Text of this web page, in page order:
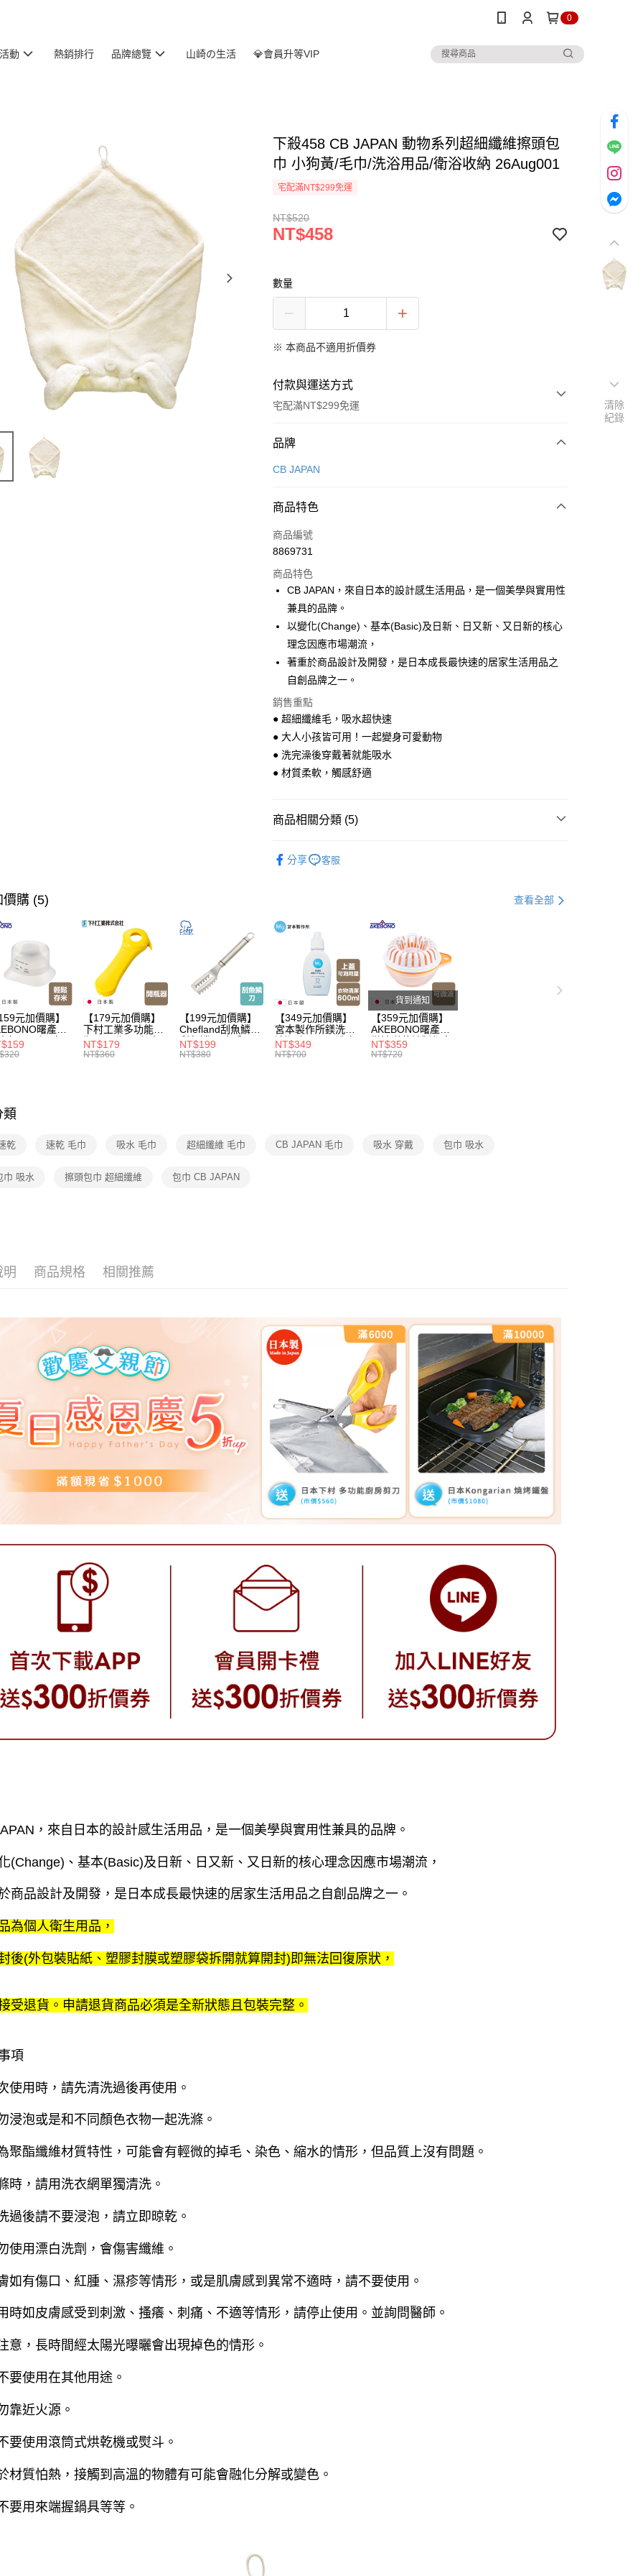
0
動 熱銷排行 品牌總覽 山崎の生活 💎會員升等VIP
下殺458 CB JAPAN 動物系列超細纖維擦頭包
巾 小狗黃/毛巾/洗浴用品/衛浴收納 26Aug001
宅配滿NT$299免運
NT$520
NT$458
數量
※ 本商品不適用折價券
付款與運送方式
宅配滿NT$299免運
付款方式
信用卡一次付款
Apple Pay
悠遊付
Google Pay
全盈+PAY
大哥付你分期
【大哥付你分期使用說明】
1.本服務由台灣大哥大提供，台灣大哥大用戶可立即使用無須另外申請。
2.付款方式選擇「大哥付你分期」，訂單成立後會自動跳轉到大哥付的交易
流程，驗證手機門號後，選擇欲分期的期數、繳款截止日，確認付款後即
完成交易。
3.實際核准額度、可分期數及費用金額請依後續交易確認頁面所載為準。
消。如遇「轉專審核」未通過狀況，表示未達大哥付你分期系統評分，恕
1.分期款項不併入電信帳單，「大哥付你分期」於每月結算日後寄送繳費提
醒簡訊。
帳／街口支付／iPASS MONEY」等通路繳費。
1.本服務係由「台灣大哥大股份有限公司」（以下簡稱本公司）所提供，讓
用戶於交易時，得透過本服務購買商品或服務，並由商店將買賣／分期付
款買賣價金債權讓與本公司後，依約使用本公司帳單繳交帳款。
2.基於同意付款使用「大哥付你分期」之契約關係目的，商店將以您的個人
資料（包含姓名、電話或地址）提供予台灣大哥大進項蒐集、處理及利
用，由本公司與您本人進行分期帳單所需資料之確認、核對及更正。
3.完整用戶服務條款，請詳閱以下連結：https://oppay.tw/userRule
ATM付款
運送方式
全家取貨付款
付款後全家取貨
7-11取貨付款
每筆NT$100，滿NT$499(含以上)免運費
宅配【父親節大回饋】限時$299免運
每筆NT$150，滿NT$299(含以上)免運費
品牌
CB JAPAN
商品特色
商品編號
8869731
商品特色
CB JAPAN，來自日本的設計感生活用品，是一個美學與實用性
兼具的品牌。
以變化(Change)、基本(Basic)及日新、日又新、又日新的核心
理念因應市場潮流，
著重於商品設計及開發，是日本成長最快速的居家生活用品之
自創品牌之一。
銷售重點
● 超細纖維毛，吸水超快速
● 大人小孩皆可用！一起變身可愛動物
● 洗完澡後穿戴著就能吸水
● 材質柔軟，觸感舒適
商品相關分類 (5)
【🎉歡慶父親節 瘋殺5折up】
家搶購！
旅行·戶外用品
分享 客服
價購 (5) 查看全部
元加價購】
曙產業
杯漏斗組(白)/
杯/米桶/量米
【179元加價購】
下村工業多功能開
瓶器/開瓶器/餐廚
用品/料理道具/任
NT$179
NT$360
【199元加價購】
Chefland刮魚鱗刀/
刮魚鱗器/廚房用
品/料理道具/任二
NT$199
NT$380
【349元加價購】
宮本製作所鎂洗衣
清潔液600ml/洗衣
精/洗衣鎂/洗衣用
NT$349
NT$700
貨到通知
【359元加價購】
AKEBONO曙產業
微波洋芋片製作盒/
料理盒/健康零食/
NT$359
NT$720
類
乾 速乾 毛巾 吸水 毛巾 超細纖維 毛巾 CB JAPAN 毛巾 吸水 穿戴 包巾 吸水
巾 吸水 擦頭包巾 超細纖維 包巾 CB JAPAN
明 商品規格 相關推薦
，來自日本的設計感生活用品，是一個美學與實用性兼具的品牌。
(Change)、基本(Basic)及日新、日又新、又日新的核心理念因應市場潮流，
商品設計及開發，是日本成長最快速的居家生活用品之自創品牌之一。
為個人衛生用品，
後(外包裝貼紙、塑膠封膜或塑膠袋拆開就算開封)即無法回復原狀，
受退貨。申請退貨商品必須是全新狀態且包裝完整。
項
使用時，請先清洗過後再使用。
浸泡或是和不同顏色衣物一起洗滌。
聚酯纖維材質特性，可能會有輕微的掉毛、染色、縮水的情形，但品質上沒有問題。
時，請用洗衣網單獨清洗。
過後請不要浸泡，請立即晾乾。
使用漂白洗劑，會傷害纖維。
如有傷口、紅腫、濕疹等情形，或是肌膚感到異常不適時，請不要使用。
時如皮膚感受到刺激、搔癢、刺痛、不適等情形，請停止使用。並詢問醫師。
意，長時間經太陽光曝曬會出現掉色的情形。
要使用在其他用途。
靠近火源。
要使用滾筒式烘乾機或熨斗。
材質怕熱，接觸到高溫的物體有可能會融化分解或變色。
要用來端握鍋具等等。
清除
紀錄